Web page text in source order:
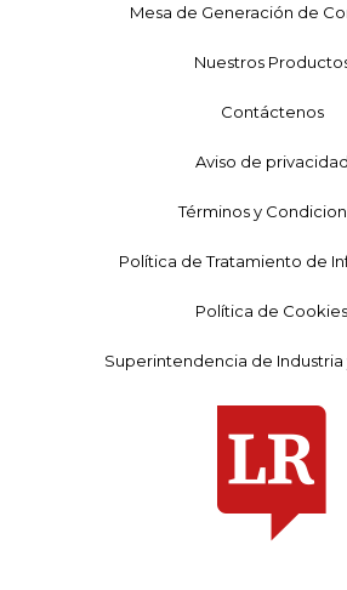
Mesa de Generación de
Nuestros
Contáctenos
Aviso de privacidad
Términos y
Política de Tratamiento de
Política de Cookies
Superintendencia de